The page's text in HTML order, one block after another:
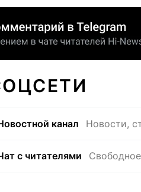
канал Новости,
с читателями